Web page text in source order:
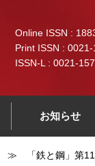
Online ISSN :
Print ISSN :
ISSN-L : 0021-
お知らせ
「鉄と鋼」第